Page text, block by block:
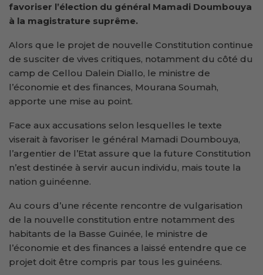
favoriser l’élection du général Mamadi Doumbouya
à la magistrature suprême.
Alors que le projet de nouvelle Constitution continue
de susciter de vives critiques, notamment du côté du
camp de Cellou Dalein Diallo, le ministre de
l’économie et des finances, Mourana Soumah,
apporte une mise au point.
Face aux accusations selon lesquelles le texte
viserait à favoriser le général Mamadi Doumbouya,
l’argentier de l’Etat assure que la future Constitution
n’est destinée à servir aucun individu, mais toute la
nation guinéenne.
Au cours d’une récente rencontre de vulgarisation
de la nouvelle constitution entre notamment des
habitants de la Basse Guinée, le ministre de
l’économie et des finances a laissé entendre que ce
projet doit être compris par tous les guinéens.